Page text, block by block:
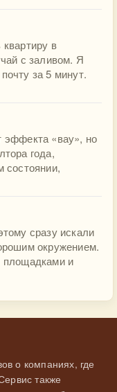
квартиру в
с заливом. Я
за 5 минут.
эффекта «вау», но
года,
состоянии,
сразу искали
окружением.
площадками и
о компаниях, где
также